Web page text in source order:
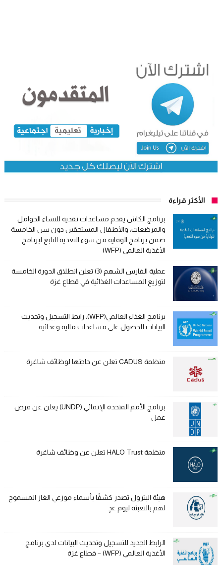
الأكثر قراءة
برنامج الكاش يقدم مساعدات نقدية للنساء الحوامل
والمرضعات، والأطفال المستحقين دون سن الخامسة
ضمن برنامج الوقاية من سوء التغذية التابع لبرنامج
الأغذية العالمي (WFP)
عملية الفارس الشهم (3) تعلن انطلاق الدورة الخامسة
لتوزيع المساعدات الغذائية في قطاع غزة
برنامج الغذاء العالمي(WFP): رابط التسجيل وتحديث
البيانات للحصول على مساعدات مالية وغذائية
منظمة CADUS تعلن عن حاجتها لوظائف شاغرة
برنامج الأمم المتحدة الإنمائي (UNDP) يعلن عن فرص
عمل
منظمة HALO Trust تعلن عن وظائف شاغرة
هيئة البترول تصدر كشفًا بأسماء موزعي الغاز المسموح
لهم بالتعبئة ليوم غدٍ
الرابط الجديد للتسجيل وتحديث البيانات لدى برنامج
الأغذية العالمي (WFP) – قطاع غزة